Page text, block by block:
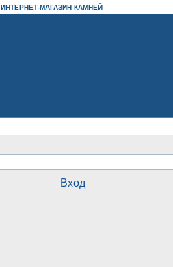
ИНТЕРНЕТ-МАГАЗИН КАМНЕЙ
Вход